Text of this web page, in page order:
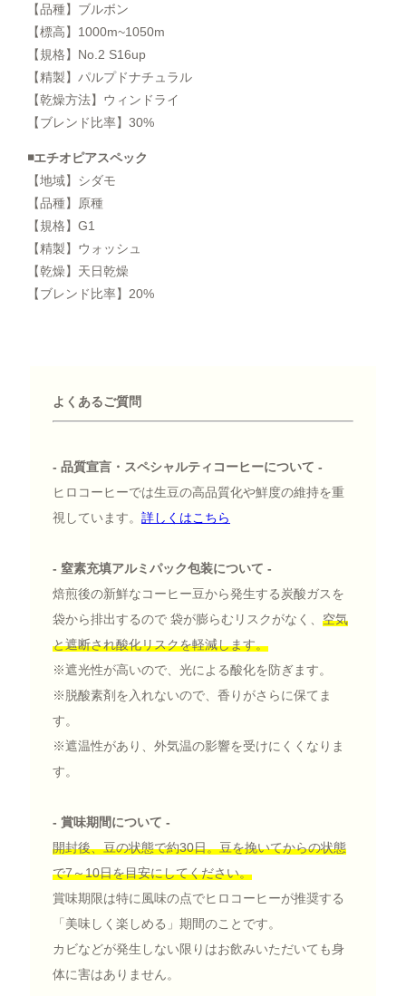
【品種】ブルボン
【標高】1000m~1050m
【規格】No.2 S16up
【精製】パルプドナチュラル
【乾燥方法】ウィンドライ
【ブレンド比率】30%
◾️エチオピアスペック
【地域】シダモ
【品種】原種
【規格】G1
【精製】ウォッシュ
【乾燥】天日乾燥
【ブレンド比率】20%
よくあるご質問
- 品質宣言・スペシャルティコーヒーについて -
ヒロコーヒーでは生豆の高品質化や鮮度の維持を重
視しています。 詳しくはこちら
- 窒素充填アルミパック包装について -
焙煎後の新鮮なコーヒー豆から発生する炭酸ガスを
袋から排出するので 袋が膨らむリスクがなく、 空気
と遮断され酸化リスクを軽減します。
※遮光性が高いので、光による酸化を防ぎます。
※脱酸素剤を入れないので、香りがさらに保てま
す。
※遮温性があり、外気温の影響を受けにくくなりま
す。
- 賞味期間について -
開封後、豆の状態で約30日。豆を挽いてからの状態
で7～10日を目安にしてください。
賞味期限は特に風味の点でヒロコーヒーが推奨する
「美味しく楽しめる」期間のことです。
カビなどが発生しない限りはお飲みいただいても身
体に害はありません。